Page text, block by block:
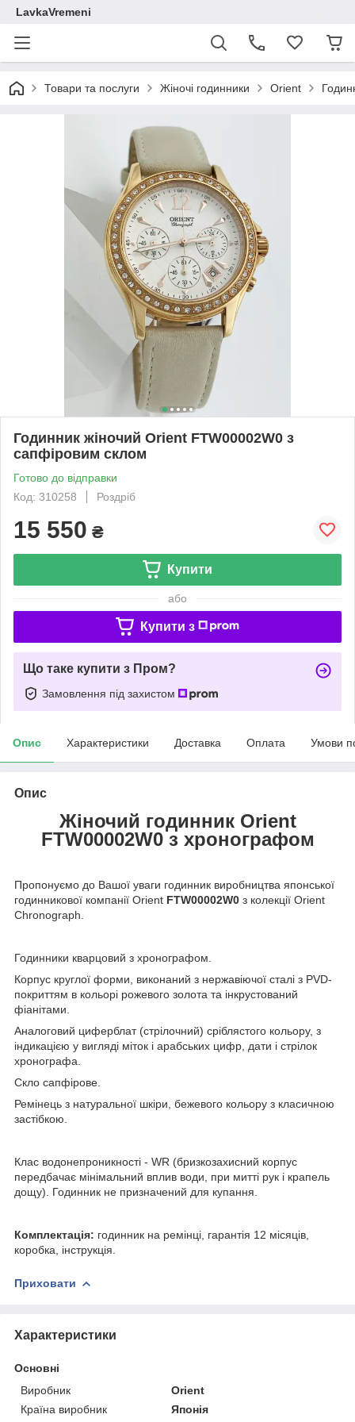
LavkaVremeni
Товари та послуги Жіночі годинники Orient
Годинник жіночий Orient FTW00002W0 з
сапфіровим склом
Готово до відправки
Код: 310258
Роздріб
15 550 ₴
Купити
або
Купити з
Що таке купити з Пром?
Замовлення під захистом
Опис Характеристики Доставка Оплата Умови
Опис
Жіночий годинник Orient
FTW00002W0 з хронографом
Пропонуємо до Вашої уваги годинник виробництва японської
годинникової компанії Orient FTW00002W0 з колекції Orient
Chronograph.
Годинники кварцовий з хронографом.
Корпус круглої форми, виконаний з нержавіючої сталі з PVD-
покриттям в кольорі рожевого золота та інкрустований
фіанітами.
Аналоговий циферблат (стрілочний) сріблястого кольору, з
індикацією у вигляді міток і арабських цифр, дати і стрілок
хронографа.
Скло сапфірове.
Ремінець з натуральної шкіри, бежевого кольору з класичною
застібкою.
Клас водонепроникності - WR (бризкозахисний корпус
передбачає мінімальний вплив води, при митті рук і крапель
дощу). Годинник не призначений для купання.
Комплектація: годинник на ремінці, гарантія 12 місяців,
коробка, інструкція.
Приховати
Характеристики
Основні
Виробник
Orient
Країна виробник
Японія